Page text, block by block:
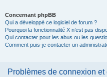
Concernant phpBB
Qui a développé ce logiciel de forum ?
Pourquoi la fonctionnalité X n’est pas
Qui contacter pour les abus ou les
Comment puis-je contacter un
Problèmes de connexion et